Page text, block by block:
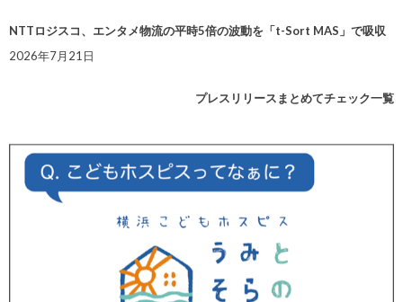
NTTロジスコ、エンタメ物流の平時5倍の波動を「t-Sort MAS」で吸収
2026年7月21日
プレスリリースまとめてチェック一覧